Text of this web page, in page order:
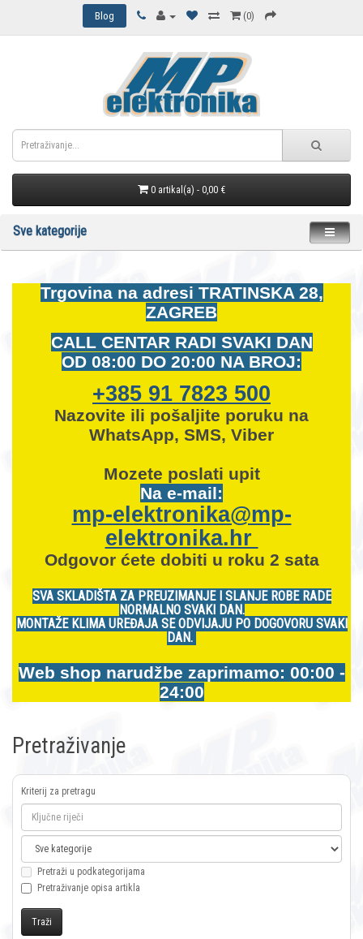
Blog (0)
0 artikal(a) - 0,00 €
Sve kategorije
Trgovina na adresi TRATINSKA 28,
ZAGREB
CALL CENTAR RADI SVAKI DAN
OD 08:00 DO 20:00 NA BROJ:
+385 91 7823 500
Nazovite ili pošaljite poruku na
WhatsApp, SMS, Viber
Mozete poslati upit
Na e-mail:
mp-elektronika@mp-
elektronika.hr
Odgovor ćete dobiti u roku 2 sata
SVA SKLADIŠTA ZA PREUZIMANJE I SLANJE ROBE RADE
NORMALNO SVAKI DAN.
MONTAŽE KLIMA UREĐAJA SE ODVIJAJU PO DOGOVORU SVAKI
DAN.
Web shop narudžbe zaprimamo: 00:00 -
24:00
Pretraživanje
Kriterij za pretragu
Pretraži u podkategorijama
Pretraživanje opisa artikla